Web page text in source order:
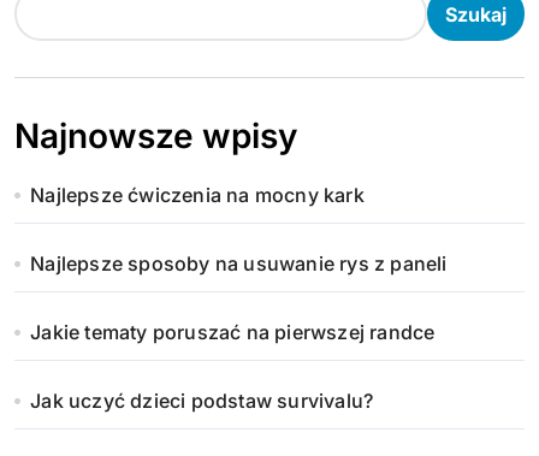
Szukaj
Najnowsze wpisy
Najlepsze ćwiczenia na mocny kark
Najlepsze sposoby na usuwanie rys z paneli
Jakie tematy poruszać na pierwszej randce
Jak uczyć dzieci podstaw survivalu?